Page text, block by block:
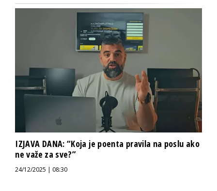
IZJAVA DANA: “Koja je poenta pravila na poslu ako
ne važe za sve?”
24/12/2025 | 08:30